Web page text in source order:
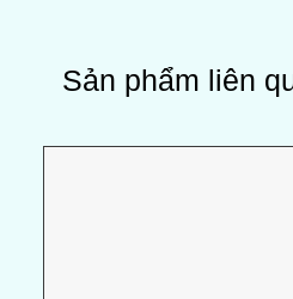
Sản phẩm liên